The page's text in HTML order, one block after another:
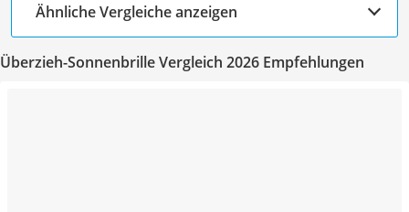
Ähnliche Vergleiche anzeigen
Überzieh-Sonnenbrille Vergleich 2026 Empfehlungen